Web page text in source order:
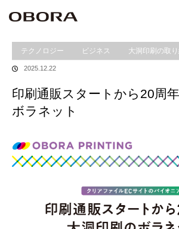
Winformation
テクノロジー ビジネス 大洞印刷の取
2025.12.22
印刷通販スタートから20周
ボラネット